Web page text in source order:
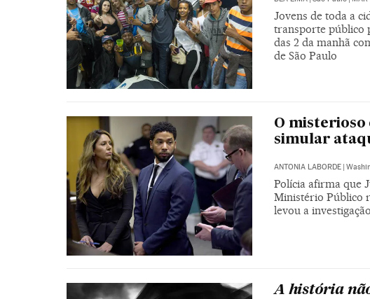
Jovens de toda a
transporte público
das 2 da manhã
de São Paulo
O misterioso
simular
ANTONIA LABORDE |
Polícia afirma que
Ministério Público
levou a
A história